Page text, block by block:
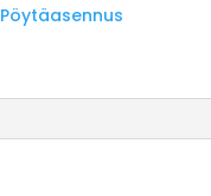
Pöytäasennus